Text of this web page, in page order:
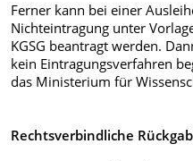
Ferner kann bei einer
Nichteintragung unter
KGSG beantragt werden.
kein Eintragungsverfahren
das Ministerium für
Rechtsverbindliche